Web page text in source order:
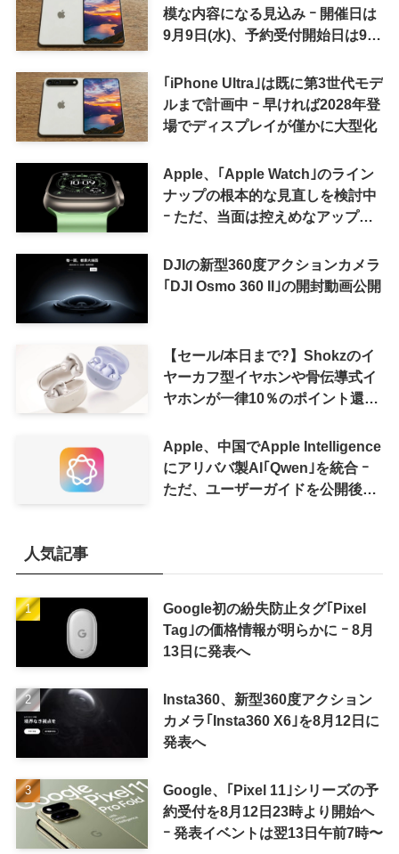
模な内容になる見込み ｰ 開催日は
9月9日(水)、予約受付開始日は9月
｢iPhone Ultra｣は既に第3世代モデ
ルまで計画中 ｰ 早ければ2028年登
場でディスプレイが僅かに大型化
Apple、｢Apple Watch｣のライン
ナップの根本的な見直しを検討中
ｰ ただ、当面は控えめなアップグ
DJIの新型360度アクションカメラ
｢DJI Osmo 360 II｣の開封動画公開
【セール/本日まで?】Shokzのイ
ヤーカフ型イヤホンや骨伝導式イ
ヤホンが一律10％のポイント還元
Apple、中国でApple Intelligence
にアリババ製AI｢Qwen｣を統合 ｰ
ただ、ユーザーガイドを公開後に
人気記事
Google初の紛失防止タグ｢Pixel
Tag｣の価格情報が明らかに ｰ 8月
13日に発表へ
Insta360、新型360度アクション
カメラ｢Insta360 X6｣を8月12日に
発表へ
Google、｢Pixel 11｣シリーズの予
約受付を8月12日23時より開始へ
ｰ 発表イベントは翌13日午前7時〜